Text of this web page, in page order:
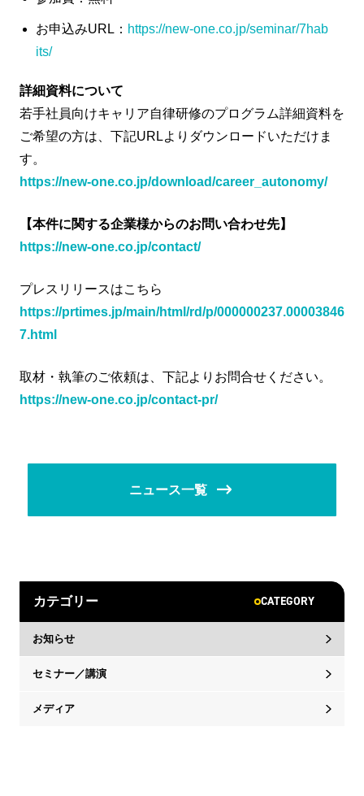
お申込みURL： https://new-one.co.jp/seminar/7hab
its/
詳細資料について
若手社員向けキャリア自律研修のプログラム詳細資料を
ご希望の方は、下記URLよりダウンロードいただけま
す。
https://new-one.co.jp/download/career_autonomy/
【本件に関する企業様からのお問い合わせ先】
https://new-one.co.jp/contact/
プレスリリースはこちら
https://prtimes.jp/main/html/rd/p/000000237.00003846
7.html
取材・執筆のご依頼は、下記よりお問合せください。
https://new-one.co.jp/contact-pr/
ニュース一覧
カテゴリー CATEGORY
お知らせ
セミナー／講演
メディア